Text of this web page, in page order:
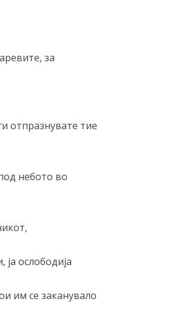
за
отпразнувате тие
небото во
ослободија
им се заканувало